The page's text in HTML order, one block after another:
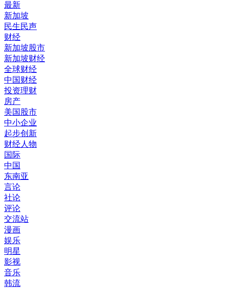
最新
新加坡
民生民声
财经
新加坡股市
新加坡财经
全球财经
中国财经
投资理财
房产
美国股市
中小企业
起步创新
财经人物
国际
中国
东南亚
言论
社论
评论
交流站
漫画
娱乐
明星
影视
音乐
韩流